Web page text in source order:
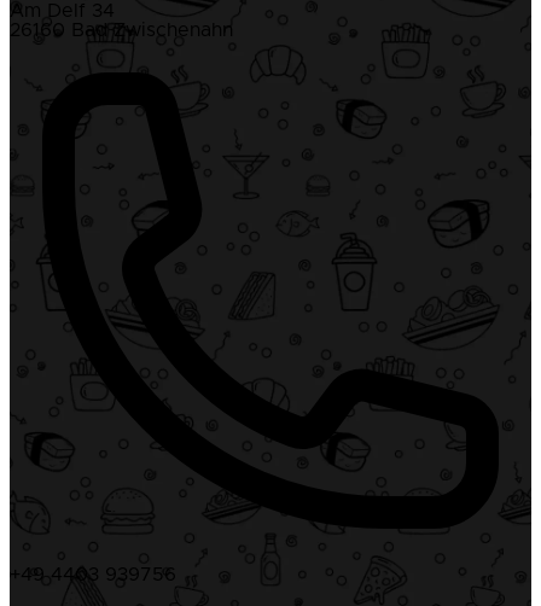
Am Delf 34
26160 Bad Zwischenahn
+49 4403 939756